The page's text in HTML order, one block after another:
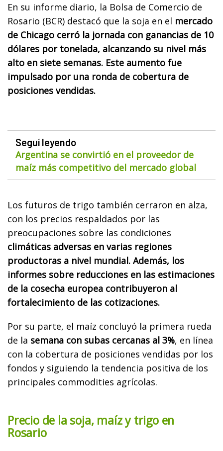
En su informe diario, la Bolsa de Comercio de
Rosario (BCR) destacó que la soja en el mercado
de Chicago cerró la jornada con ganancias de 10
dólares por tonelada, alcanzando su nivel más
alto en siete semanas. Este aumento fue
impulsado por una ronda de cobertura de
posiciones vendidas.
Seguí leyendo
Argentina se convirtió en el proveedor de
maíz más competitivo del mercado global
Los futuros de trigo también cerraron en alza,
con los precios respaldados por las
preocupaciones sobre las condiciones
climáticas adversas en varias regiones
productoras a nivel mundial. Además, los
informes sobre reducciones en las estimaciones
de la cosecha europea contribuyeron al
fortalecimiento de las cotizaciones.
Por su parte, el maíz concluyó la primera rueda
de la semana con subas cercanas al 3%, en línea
con la cobertura de posiciones vendidas por los
fondos y siguiendo la tendencia positiva de los
principales commodities agrícolas.
Precio de la soja, maíz y trigo en
Rosario